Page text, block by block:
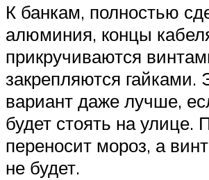
К банкам, полностью
алюминия, концы
прикручиваются
закрепляются гайками.
вариант даже лучше,
будет стоять на улице.
переносит мороз, а
не будет.